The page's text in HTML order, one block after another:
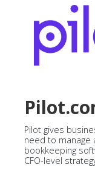
Pilot gives
need to manage
bookkeeping
CFO-level